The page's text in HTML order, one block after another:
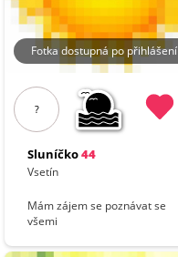
Fotka dostupná po přihlášení
?
Sluníčko44
Vsetín
Mám zájem se poznávat se
všemi